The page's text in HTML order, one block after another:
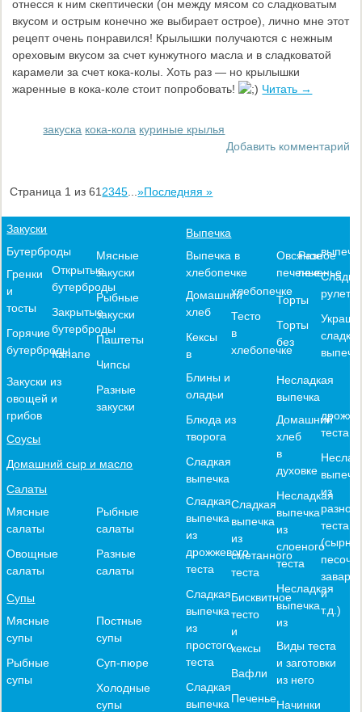
отнесся к ним скептически (он между мясом со сладковатым
вкусом и острым конечно же выбирает острое), лично мне этот
рецепт очень понравился! Крылышки получаются с нежным
ореховым вкусом за счет кунжутного масла и в сладковатой
карамели за счет кока-колы. Хоть раз — но крылышки
жаренные в кока-коле стоит попробовать!
Читать →
закуска кока-кола куриные крылья
Добавить комментарий
Страница 1 из 61 2345 ...»Последняя »
Закуски
Бутерброды
Гренки
и
тосты
Горячие
бутерброды
Открытые
бутерброды
Закрытые
бутерброды
Канапе
Закуски из
овощей и
грибов
Мясные
закуски
Рыбные
закуски
Паштеты
Чипсы
Разные
закуски
Соусы
Домашний сыр и масло
Салаты
Мясные
салаты
Овощные
салаты
Рыбные
салаты
Разные
салаты
Супы
Мясные
супы
Рыбные
супы
Постные
супы
Суп-пюре
Холодные
супы
Выпечка
Выпечка в
хлебопечке
Домашний
хлеб
Кексы
в
хлебопечке
Тесто
в
хлебопечке
Блины и
оладьи
Блюда из
творога
Сладкая
выпечка
Сладкая
выпечка
из
дрожжевого
теста
Сладкая
выпечка
из
простого
теста
Сладкая
выпечка
Сладкая
выпечка
из
сметанного
теста
Бисквитное
тесто
и
кексы
Вафли
Печенье
Овсяное
печенье
Разное
печенье
Торты
Торты
без
рулеты
Несладкая
выпечка
Домашний
хлеб
в
духовке
Несладкая
выпечка
из
слоеного
теста
Несладкая
выпечка
из
теста
из
разного
теста
и
т.д.)
Виды теста
и заготовки
из него
Начинки